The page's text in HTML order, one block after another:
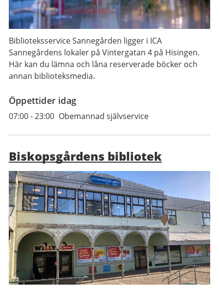
Biblioteksservice Sannegården ligger i ICA
Sannegårdens lokaler på Vintergatan 4 på Hisingen.
Här kan du lämna och låna reserverade böcker och
annan biblioteksmedia.
Öppettider idag
07:00-23:00 Obemannad självservice
Biskopsgårdens bibliotek